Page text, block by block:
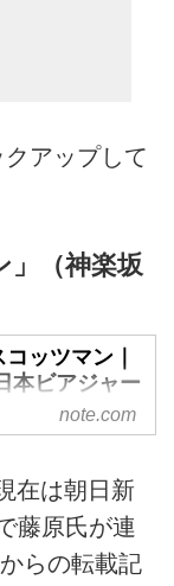
アップして
」（神楽坂
ッツマン｜
本ビアジャー
ます。記事を購
、この記事か
円〜任意）して
の決済に関わる
note.com
在は朝日新
藤原氏が連
らの転載記